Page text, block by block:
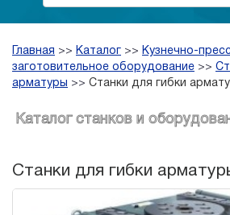
Главная >> Каталог >> Кузнечно-
заготовительное оборудование >>
арматуры
>> Станки для гибки
Каталог станков и
Станки для гибки